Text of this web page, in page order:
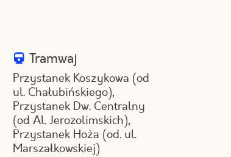
Tramwaj
Przystanek Koszykowa (od
ul. Chałubińskiego),
Przystanek Dw. Centralny
(od Al. Jerozolimskich),
Przystanek Hoża (od. ul.
Marszałkowskiej)